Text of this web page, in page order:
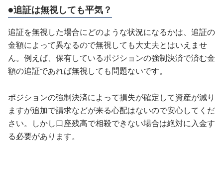
●追証は無視しても平気？
追証を無視した場合にどのような状況になるかは、追証の
金額によって異なるので無視しても大丈夫とはいえませ
ん。例えば、保有しているポジションの強制決済で済む金
額の追証であれば無視しても問題ないです。
ポジションの強制決済によって損失が確定して資産が減り
ますが追加で請求などが来る心配はないので安心してくだ
さい。しかし口座残高で相殺できない場合は絶対に入金す
る必要があります。